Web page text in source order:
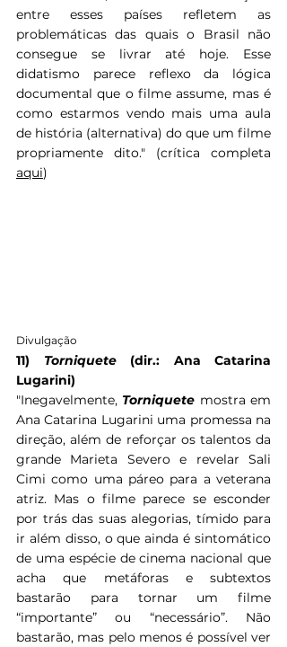
entre esses países refletem as
problemáticas das quais o Brasil não
consegue se livrar até hoje. Esse
didatismo parece reflexo da lógica
documental que o filme assume, mas é
como estarmos vendo mais uma aula
de história (alternativa) do que um filme
aqui)
Divulgação
11) Torniquete (dir.: Ana Catarina
Lugarini)
"Inegavelmente, Torniquete mostra em
Ana Catarina Lugarini uma promessa na
direção, além de reforçar os talentos da
grande Marieta Severo e revelar Sali
Cimi como uma páreo para a veterana
atriz. Mas o filme parece se esconder
por trás das suas alegorias, tímido para
ir além disso, o que ainda é sintomático
de uma espécie de cinema nacional que
acha que metáforas e subtextos
bastarão para tornar um filme
“importante” ou “necessário”. Não
bastarão, mas pelo menos é possível ver